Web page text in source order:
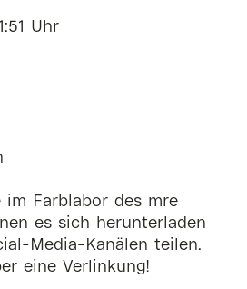
Uhr
im Farblabor des mre
es sich herunterladen
Media-Kanälen teilen.
eine Verlinkung!